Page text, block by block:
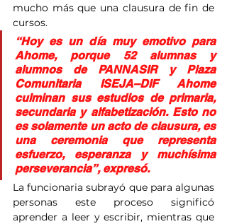
mucho más que una clausura de fin de
cursos.
“Hoy es un día muy emotivo para
Ahome, porque 52 alumnas y
alumnos de PANNASIR y Plaza
Comunitaria ISEJA–DIF Ahome
culminan sus estudios de primaria,
secundaria y alfabetización. Esto no
es solamente un acto de clausura, es
una ceremonia que representa
esfuerzo, esperanza y muchísima
perseverancia”, expresó.
La funcionaria subrayó que para algunas
personas este proceso significó
aprender a leer y escribir, mientras que